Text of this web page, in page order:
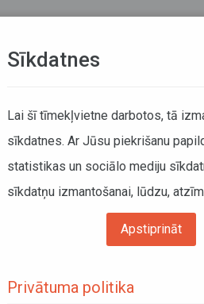
aicināti laicīgi plānot braucienus līdz ar reisu
aicināti laicīgi
Sīkdatnes
Lai šī tīmekļvietne darbotos, tā
sīkdatnes. Ar Jūsu piekrišanu
statistikas un sociālo mediju
sīkdatņu izmantošanai, lūdzu,
Apstiprināt
Privātuma politika